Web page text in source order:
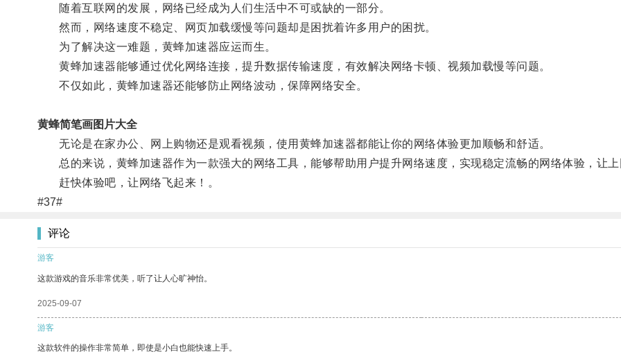
随着互联网的发展，网络已经成为人们生活中不可或缺的一部分。
然而，网络速度不稳定、网页加载缓慢等问题却是困扰着许多用户的困扰。
为了解决这一难题，黄蜂加速器应运而生。
黄蜂加速器能够通过优化网络连接，提升数据传输速度，有效解决网络卡顿、视频加载慢等问题。
不仅如此，黄蜂加速器还能够防止网络波动，保障网络安全。
黄蜂简笔画图片大全
无论是在家办公、网上购物还是观看视频，使用黄蜂加速器都能让你的网络体验更加顺畅和舒适。
总的来说，黄蜂加速器作为一款强大的网络工具，能够帮助用户提升网络速度，实现稳定流畅的网络体验，让上
赶快体验吧，让网络飞起来！。
#37#
评论
游客
这款游戏的音乐非常优美，听了让人心旷神怡。
2025-09-07
游客
这款软件的操作非常简单，即使是小白也能快速上手。